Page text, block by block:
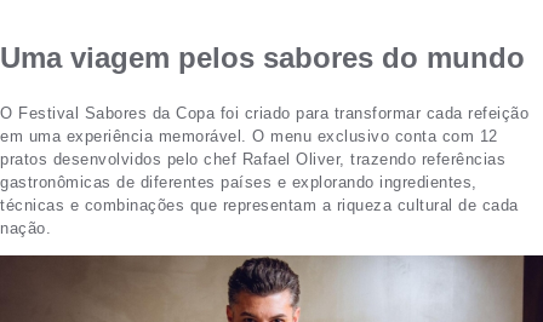
Uma viagem pelos sabores do mundo
O Festival Sabores da Copa foi criado para transformar cada refeição
em uma experiência memorável. O menu exclusivo conta com 12
pratos desenvolvidos pelo chef Rafael Oliver, trazendo referências
gastronômicas de diferentes países e explorando ingredientes,
técnicas e combinações que representam a riqueza cultural de cada
nação.